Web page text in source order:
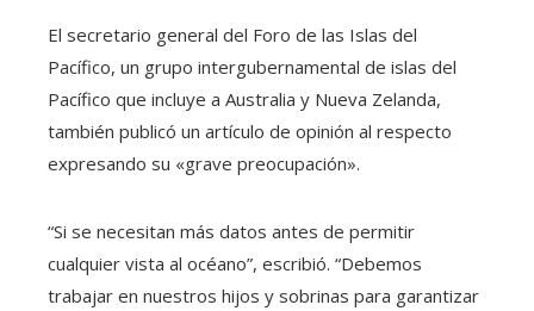
El secretario general del Foro de las Islas del
Pacífico, un grupo intergubernamental de islas del
Pacífico que incluye a Australia y Nueva Zelanda,
también publicó un artículo de opinión al respecto
expresando su «grave preocupación».
“Si se necesitan más datos antes de permitir
cualquier vista al océano”, escribió. “Debemos
trabajar en nuestros hijos y sobrinas para garantizar